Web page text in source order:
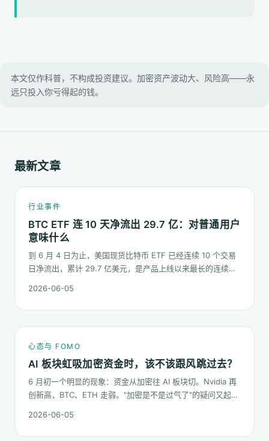
本文仅作科普，不构成投资建议。加密资产波动大、风险高——永
远只投入你亏得起的钱。
最新文章
行业事件
BTC ETF 连 10 天净流出 29.7 亿：对普通用户
意味什么
到 6 月 4 日为止，美国现货比特币 ETF 已经连续 10 个交易
日净流出，累计 29.7 亿美元，是产品上线以来最长的连续流
2026-06-05
心态与 FOMO
AI 板块虹吸加密资金时，该不该跟风跳过去？
6 月初一个明显的现象：资金从加密往 AI 板块切。Nvidia 再
创新高，BTC、ETH 走弱。"加密是不是过气了"的疑问又起来
2026-06-05